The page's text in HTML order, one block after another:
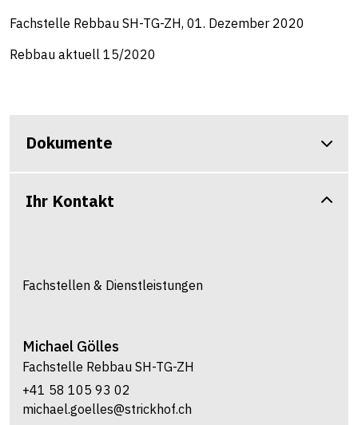
Fachstelle Rebbau SH-TG-ZH, 01. Dezember 2020
Rebbau aktuell 15/2020
Dokumente
Ihr Kontakt
Fachstellen & Dienstleistungen
Michael Gölles
Fachstelle Rebbau SH-TG-ZH
+41 58 105 93 02
michael.goelles@strickhof.ch